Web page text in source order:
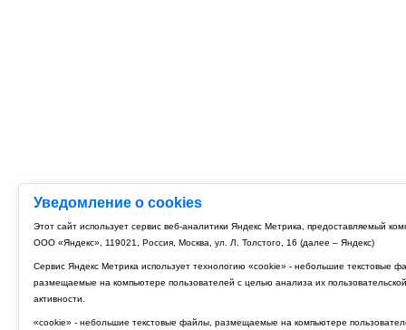
Уведомление о cookies
Этот сайт использует сервис веб-аналитики Яндекс Метрика, предоставляемый
ООО «Яндекс», 119021, Россия, Москва, ул. Л. Толстого, 16 (далее – Яндекс)
Сервис Яндекс Метрика использует технологию «cookie» - небольшие текстовые
размещаемые на компьютере пользователей с целью анализа их пользовательской
активности.
«cookie» - небольшие текстовые файлы, размещаемые на компьютере